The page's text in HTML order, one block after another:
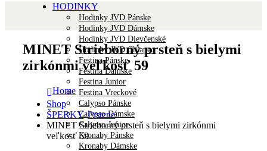
HODINKY
Hodinky JVD Pánske
Hodinky JVD Dámske
Hodinky JVD Dievčenské
Hodinky JVD Chlapec
Festina Pánske
Festina Dámske
Festina Junior
Festina Vreckové
Calypso Pánske
Calypso Dámske
Calypso Junior
Kronaby Pánske
Kronaby Dámske
MINET Strieborný prsteň s bielymi
zirkónmi veľkosť 59
Home
Shop
ŠPERKY,Prstene
MINET Strieborný prsteň s bielymi zirkónmi
veľkosť 59